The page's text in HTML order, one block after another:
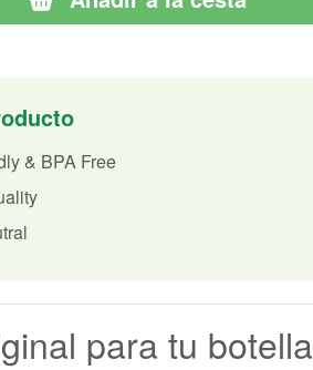
& BPA Free
para tu botella